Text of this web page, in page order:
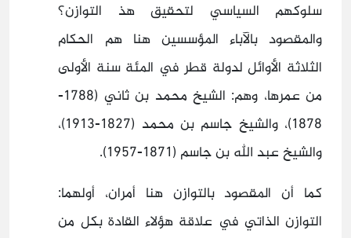
سلوكهم السياسي لتحقيق هذ التوازن؟
والمقصود بالآباء المؤسسين هنا هم الحكام
الثلاثة الأوائل لدولة قطر في المئة سنة الأولى
من عمرها، وهم: الشيخ محمد بن ثاني (1788-
1878)، والشيخ جاسم بن محمد (1827-1913)،
والشيخ عبد الله بن جاسم (1871-1957).
كما أن المقصود بالتوازن هنا أمران، أولهما:
التوازن الذاتي في علاقة هؤلاء القادة بكل من